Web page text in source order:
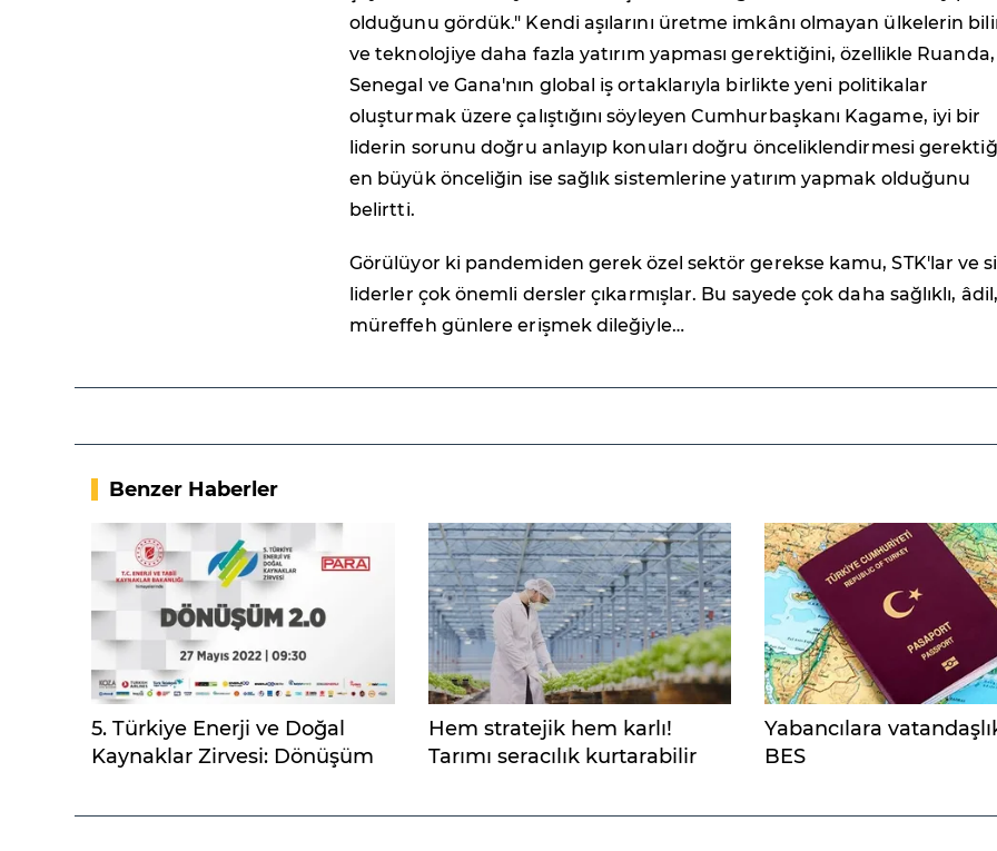
olduğunu gördük." Kendi aşılarını üretme imkânı olmayan ülkelerin
ve teknolojiye daha fazla yatırım yapması gerektiğini, özellikle Ruanda,
Senegal ve Gana'nın global iş ortaklarıyla birlikte yeni politikalar
oluşturmak üzere çalıştığını söyleyen Cumhurbaşkanı Kagame, iyi bir
liderin sorunu doğru anlayıp konuları doğru önceliklendirmesi
en büyük önceliğin ise sağlık sistemlerine yatırım yapmak olduğunu
belirtti.
Görülüyor ki pandemiden gerek özel sektör gerekse kamu, STK'lar ve
liderler çok önemli dersler çıkarmışlar. Bu sayede çok daha sağlıklı, âdil,
müreffeh günlere erişmek dileğiyle…
Benzer Haberler
5. Türkiye Enerji ve Doğal
Kaynaklar Zirvesi: Dönüşüm
Hem stratejik hem karlı!
Tarımı seracılık kurtarabilir
Yabancılara
BES